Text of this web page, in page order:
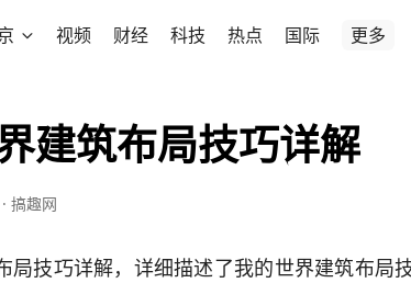
视频 财经 科技 热点 国际 更多
建筑布局技巧详解
· 搞趣网
局技巧详解，详细描述了我的世界建筑布局